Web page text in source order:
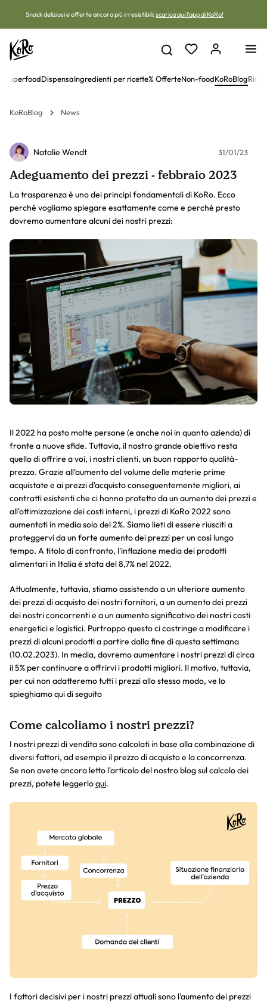
Snack deliziosi e offerte ancora più irresistibili: scarica qui l'app di KoRo!
superfoodDispensaIngredienti per ricette% OfferteNon-foodKoRoBlog
KoRoBlog News
Natalie Wendt 31/01/23
Adeguamento dei prezzi - febbraio 2023
La trasparenza è uno dei principi fondamentali di KoRo. Ecco
perché vogliamo spiegare esattamente come e perché presto
dovremo aumentare alcuni dei nostri prezzi:
Il 2022 ha posto molte persone (e anche noi in quanto azienda) di
fronte a nuove sfide. Tuttavia, il nostro grande obiettivo resta
quello di offrire a voi, i nostri clienti, un buon rapporto qualità-
prezzo. Grazie all'aumento del volume delle materie prime
acquistate e ai prezzi d'acquisto conseguentemente migliori, ai
contratti esistenti che ci hanno protetto da un aumento dei prezzi e
all'ottimizzazione dei costi interni, i prezzi di KoRo 2022 sono
aumentati in media solo del 2%. Siamo lieti di essere riusciti a
proteggervi da un forte aumento dei prezzi per un così lungo
tempo. A titolo di confronto, l'inflazione media dei prodotti
alimentari in Italia è stata del 8,7% nel 2022.
Attualmente, tuttavia, stiamo assistendo a un ulteriore aumento
dei prezzi di acquisto dei nostri fornitori, a un aumento dei prezzi
dei nostri concorrenti e a un aumento significativo dei nostri costi
energetici e logistici. Purtroppo questo ci costringe a modificare i
prezzi di alcuni prodotti a partire dalla fine di questa settimana
(10.02.2023). In media, dovremo aumentare i nostri prezzi di circa
il 5% per continuare a offrirvi i prodotti migliori. Il motivo, tuttavia,
per cui non adatteremo tutti i prezzi allo stesso modo, ve lo
spieghiamo qui di seguito
Come calcoliamo i nostri prezzi?
I nostri prezzi di vendita sono calcolati in base alla combinazione di
diversi fattori, ad esempio il prezzo di acquisto e la concorrenza.
Se non avete ancora letto l'articolo del nostro blog sul calcolo dei
prezzi, potete leggerloqui.
I fattori decisivi per i nostri prezzi attuali sono l'aumento dei prezzi